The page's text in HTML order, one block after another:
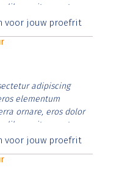
libero vitae erat.
id rutrum lorem
voor jouw proefrit
adipiscing
elementum
ornare, eros dolor
libero vitae erat.
id rutrum lorem
voor jouw proefrit